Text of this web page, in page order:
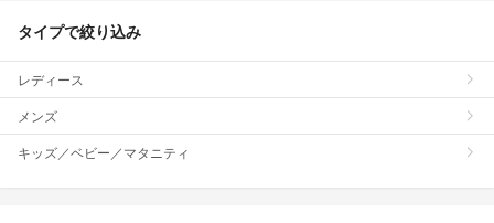
タイプで絞り込み
レディース
メンズ
キッズ／ベビー／マタニティ